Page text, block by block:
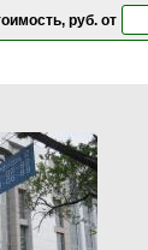
руб. от
>